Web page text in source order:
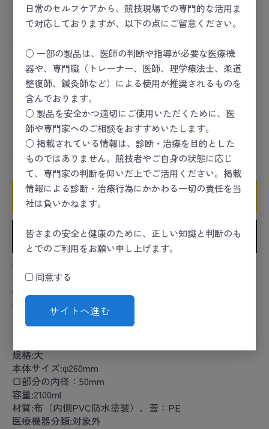
日常のセルフケアから、競技現場での専門的な活用ま
で対応しておりますが、以下の点にご留意ください。
○ 一部の製品は、医師の判断や指導が必要な医療機
器や、専門職（トレーナー、医師、理学療法士、柔道
整復師、鍼灸師など）による使用が推奨されるものを
含んでおります。
○ 製品を安全かつ適切にご使用いただくために、医
師や専門家へのご相談をおすすめいたします。
○ 掲載されている情報は、診断・治療を目的とした
ものではありません。競技者やご自身の状態に応じ
て、専門家の判断を仰いだ上でご活用ください。掲載
情報による診断・治療行為にかかわる一切の責任を当
社は負いかねます。
皆さまの安全と健康のために、正しい知識と判断のも
とでのご利用をお願い申し上げます。
同意する
サイトへ進む
ー 価格は会員のみ閲覧いただけます ー
商品コード：25-3261-00
関連カテゴリ
スポーツセーフティー
スポーツセーフティー
スポーツセーフティー＞HEAT＞冷却
数量
カートに入れる
お気に入りに追加
●結露が表面に出ないので、着衣の上からでも使用でき
ます。
●生地がやわらかく身体の部位を効果的に冷却します。
●容量2100ML/Φ260㎜。
カタログコード:25-3261-00
品番:MY-7280
規格:大
本体サイズ:φ260mm
口部分の内径：50mm
容量:2100ml
材質:布（内側PVC防水塗装）、蓋：PE
医療機器分類:対象外